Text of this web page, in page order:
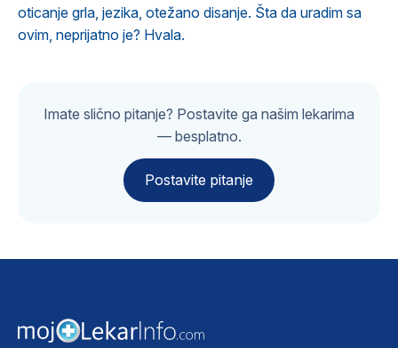
oticanje grla, jezika, otežano disanje. Šta da uradim sa
ovim, neprijatno je? Hvala.
Imate slično pitanje? Postavite ga našim lekarima
— besplatno.
Postavite pitanje